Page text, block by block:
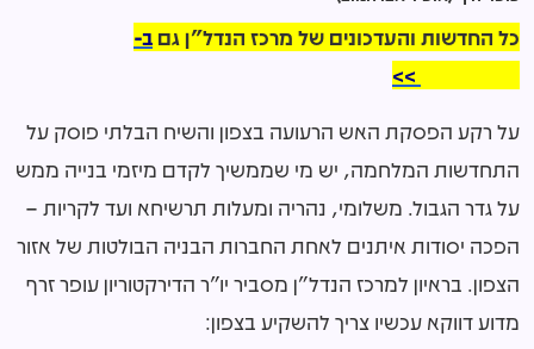
כל החדשות והעדכונים של מרכז הנדל"ן גם ב-
על רקע הפסקת האש הרעועה בצפון והשיח הבלתי פוסק על
התחדשות המלחמה, יש מי שממשיך לקדם מיזמי בנייה ממש
על גדר הגבול. משלומי, נהריה ומעלות תרשיחא ועד לקריות –
הפכה יסודות איתנים לאחת החברות הבניה הבולטות של אזור
הצפון. בראיון למרכז הנדל"ן מסביר יו"ר הדירקטוריון עופר זרף
מדוע דווקא עכשיו צריך להשקיע בצפון: